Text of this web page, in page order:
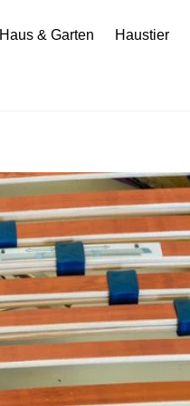
Haus & Garten Haustier